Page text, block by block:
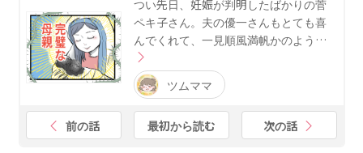
つい先日、妊娠が判明したばかりの菅
ペキ子さん。夫の優一さんもとても喜
んでくれて、一見順風満帆かのよう…
ツムママ
前の話 最初から読む 次の話